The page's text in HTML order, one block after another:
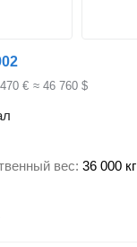
€ ≈ 46 760 $
вес 36 000 кг